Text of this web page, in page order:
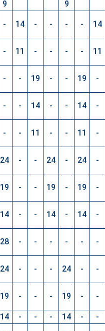
9 9
- 14 - - - - 14
- 11 - - - - 11
- - 19 - - 19 -
- - 14 - - 14 -
- - 11 - - 11 -
24 - - 24 - 24 -
19 - - 19 - 19 -
14 - - 14 - 14 -
28 - - - - - -
24 - - - 24 - -
19 - - - 19 - -
14 - - - 14 - -